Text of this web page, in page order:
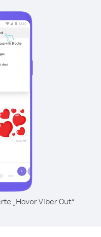
„Hovor Viber Out“